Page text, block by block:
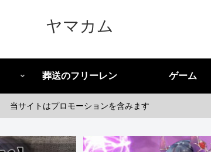
ヤマカム
葬送のフリーレン ゲーム
当サイトはプロモーションを含みます